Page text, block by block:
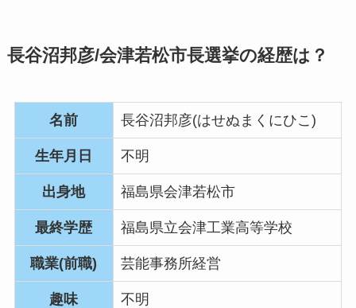
長谷沼邦彦/会津若松市長選挙の経歴は？
名前 長谷沼邦彦(はせぬまくにひこ)
生年月日 不明
出身地 福島県会津若松市
最終学歴 福島県立会津工業高等学校
職業(前職) 芸能事務所経営
趣味 不明